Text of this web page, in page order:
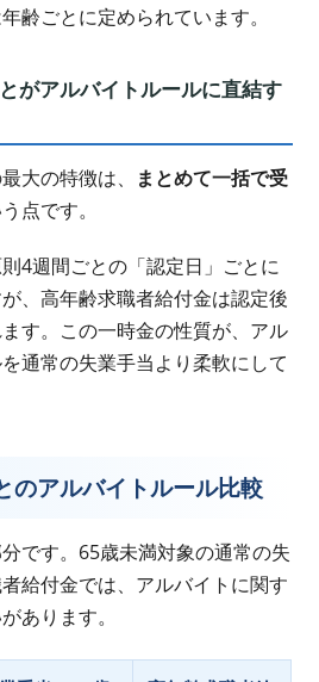
齢ごとに定められています。
がアルバイトルールに直結す
大の特徴は、
まとめて一括で受
点です。
4週間ごとの「認定日」ごとに
、高年齢求職者給付金は認定後
す。この一時金の性質が、アル
通常の失業手当より柔軟にして
のアルバイトルール比較
です。65歳未満対象の通常の失
給付金では、アルバイトに関す
あります。